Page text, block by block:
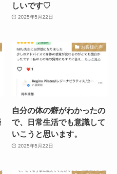
しいです♡
2025年5月22日
お客様の声
自分の体の癖がわかったの
で、日常生活でも意識して
いこうと思います。
2025年5月22日